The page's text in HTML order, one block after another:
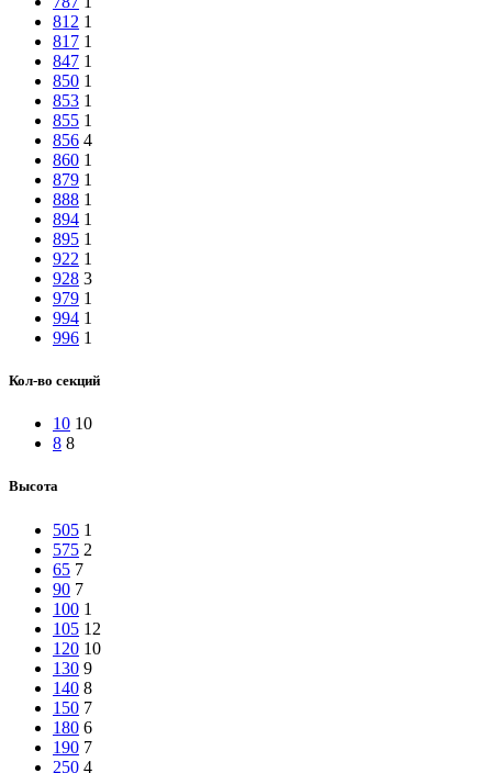
812 1
817 1
847 1
850 1
853 1
855 1
856 4
860 1
879 1
888 1
894 1
895 1
922 1
928 3
979 1
994 1
996 1
Кол-во секций
10 10
8 8
Высота
505 1
575 2
65 7
90 7
100 1
105 12
120 10
130 9
140 8
150 7
180 6
190 7
250 4